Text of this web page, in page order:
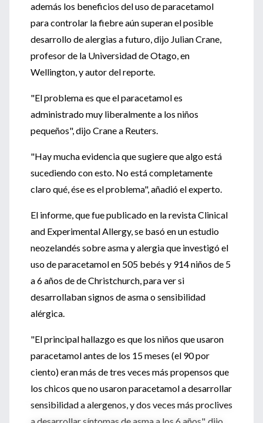
además los beneficios del uso de paracetamol
para controlar la fiebre aún superan el posible
desarrollo de alergias a futuro, dijo Julian Crane,
profesor de la Universidad de Otago, en
Wellington, y autor del reporte.
"El problema es que el paracetamol es
administrado muy liberalmente a los niños
pequeños", dijo Crane a Reuters.
"Hay mucha evidencia que sugiere que algo está
sucediendo con esto. No está completamente
claro qué, ése es el problema", añadió el experto.
El informe, que fue publicado en la revista Clinical
and Experimental Allergy, se basó en un estudio
neozelandés sobre asma y alergia que investigó el
uso de paracetamol en 505 bebés y 914 niños de 5
a 6 años de de Christchurch, para ver si
desarrollaban signos de asma o sensibilidad
alérgica.
"El principal hallazgo es que los niños que usaron
paracetamol antes de los 15 meses (el 90 por
ciento) eran más de tres veces más propensos que
los chicos que no usaron paracetamol a desarrollar
sensibilidad a alergenos, y dos veces más proclives